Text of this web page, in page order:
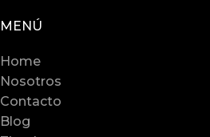
MENÚ
Home
Nosotros
Contacto
Blog